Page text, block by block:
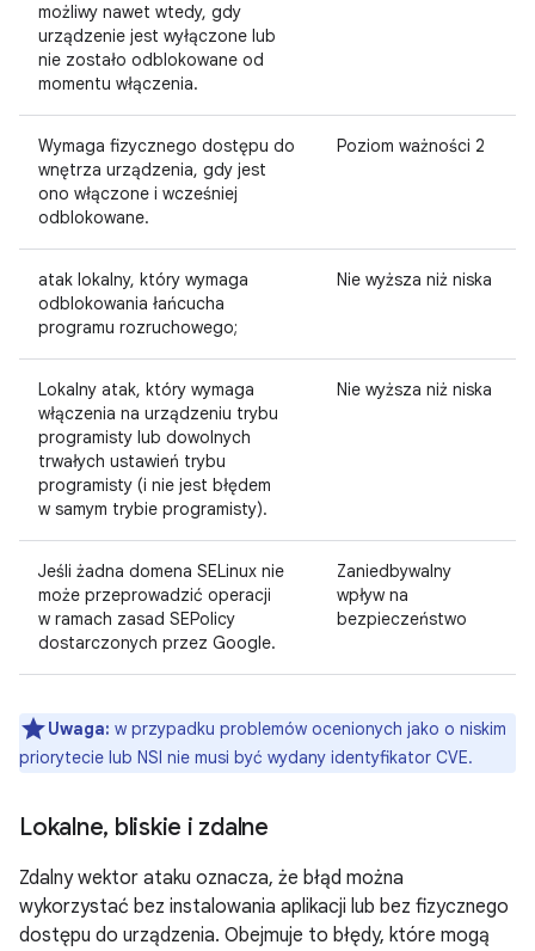
możliwy nawet wtedy, gdy
urządzenie jest wyłączone lub
nie zostało odblokowane od
momentu włączenia.
Wymaga fizycznego dostępu do
wnętrza urządzenia, gdy jest
ono włączone i wcześniej
odblokowane.
Poziom ważności 2
atak lokalny, który wymaga
odblokowania łańcucha
programu rozruchowego;
Nie wyższa niż niska
Lokalny atak, który wymaga
włączenia na urządzeniu trybu
programisty lub dowolnych
trwałych ustawień trybu
programisty (i nie jest błędem
w samym trybie programisty).
Nie wyższa niż niska
Jeśli żadna domena SELinux nie
może przeprowadzić operacji
w ramach zasad SEPolicy
dostarczonych przez Google.
Zaniedbywalny
wpływ na
bezpieczeństwo
Uwaga: w przypadku problemów ocenionych jako o niskim
priorytecie lub NSI nie musi być wydany identyfikator CVE.
Lokalne, bliskie i zdalne
Zdalny wektor ataku oznacza, że błąd można
wykorzystać bez instalowania aplikacji lub bez fizycznego
dostępu do urządzenia. Obejmuje to błędy, które mogą